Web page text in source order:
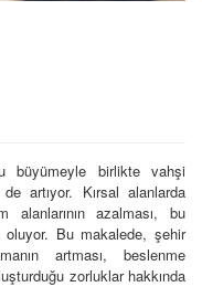
büyümeyle birlikte vahşi
artıyor. Kırsal alanlarda
alanlarının azalması, bu
oluyor. Bu makalede, şehir
artması, beslenme
zorluklar hakkında